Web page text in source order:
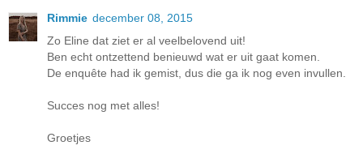
Rimmie december 08, 2015
Zo Eline dat ziet er al veelbelovend uit!
Ben echt ontzettend benieuwd wat er uit gaat komen.
De enquête had ik gemist, dus die ga ik nog even invullen.
Succes nog met alles!
Groetjes